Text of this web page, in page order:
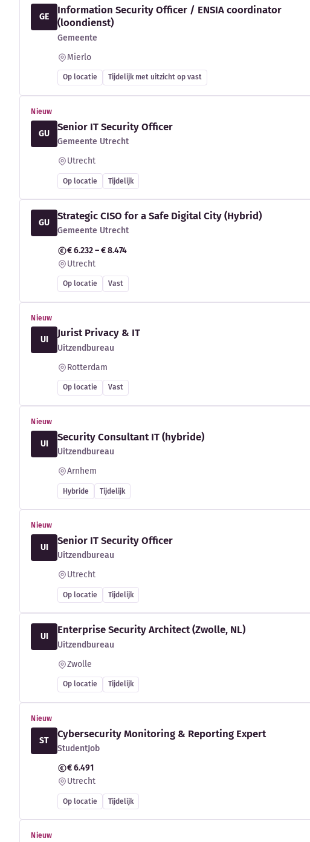
GE
Information Security Officer / ENSIA coordinator
(loondienst)
Gemeente
Mierlo
Op locatie Tijdelijk met uitzicht op vast
Nieuw
GU
Senior IT Security Officer
Gemeente Utrecht
Utrecht
Op locatie Tijdelijk
GU
Strategic CISO for a Safe Digital City (Hybrid)
Gemeente Utrecht
€ 6.232 – € 8.474
Utrecht
Op locatie Vast
Nieuw
UI
Jurist Privacy & IT
Uitzendbureau
Rotterdam
Op locatie Vast
Nieuw
UI
Security Consultant IT (hybride)
Uitzendbureau
Arnhem
Hybride Tijdelijk
Nieuw
UI
Senior IT Security Officer
Uitzendbureau
Utrecht
Op locatie Tijdelijk
UI
Enterprise Security Architect (Zwolle, NL)
Uitzendbureau
Zwolle
Op locatie Tijdelijk
Nieuw
ST
Cybersecurity Monitoring & Reporting Expert
StudentJob
€ 6.491
Utrecht
Op locatie Tijdelijk
Nieuw